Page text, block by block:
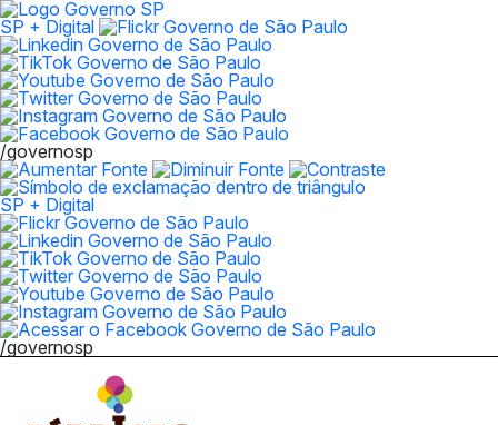
SP + Digital
/governosp
SP + Digital
/governosp